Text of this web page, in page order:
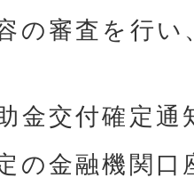
の審査を行
金交付確定
の金融機関